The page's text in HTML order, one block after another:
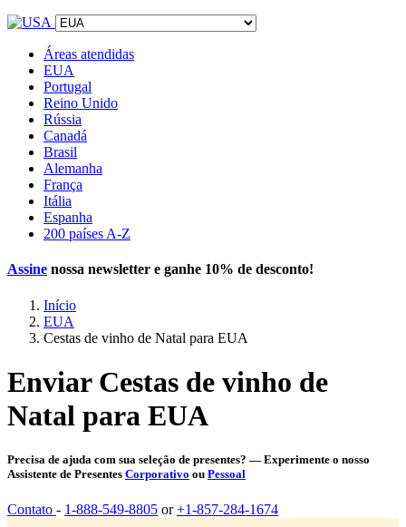
Áreas atendidas
EUA
Portugal
Reino Unido
Rússia
Canadá
Brasil
Alemanha
França
Itália
Espanha
200 países A-Z
Assine nossa newsletter e ganhe 10% de desconto!
Início
EUA
Cestas de vinho de Natal para EUA
Enviar Cestas de vinho de
Natal para EUA
Precisa de ajuda com sua seleção de presentes? — Experimente o nosso
Assistente de Presentes Corporativo ou Pessoal
Contato - 1-888-549-8805 or+1-857-284-1674